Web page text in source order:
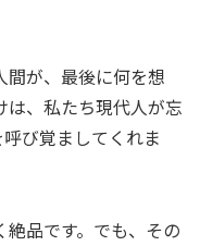
間が、最後に何を想
は、私たち現代人が忘
び覚ましてくれま
品です。でも、その